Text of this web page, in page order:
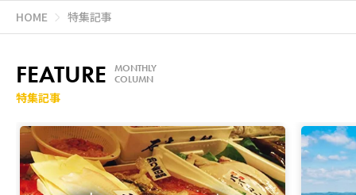
HOME 特集記事
FEATURE
MONTHLY
COLUMN
特集記事